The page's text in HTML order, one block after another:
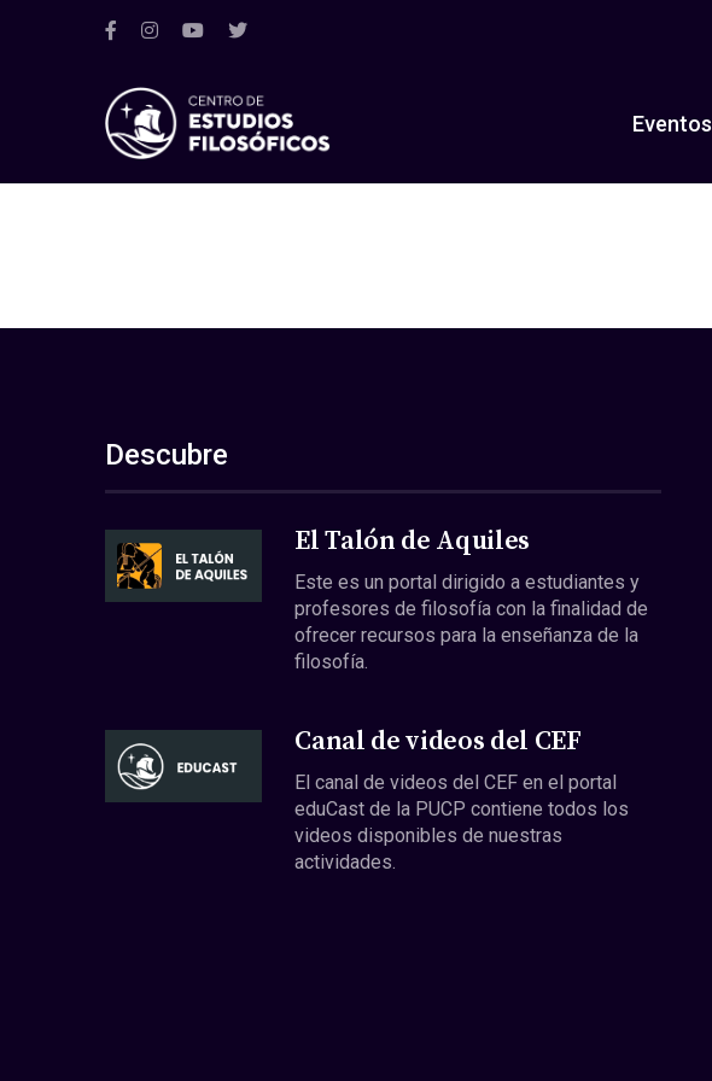
Eventos
Descubre
El Talón de Aquiles
Este es un portal dirigido a estudiantes y
profesores de filosofía con la finalidad de
ofrecer recursos para la enseñanza de la
filosofía.
Canal de videos del CEF
El canal de videos del CEF en el portal
eduCast de la PUCP contiene todos los
videos disponibles de nuestras
actividades.